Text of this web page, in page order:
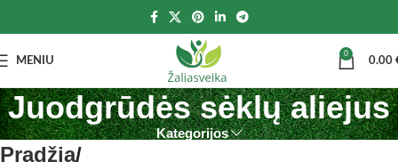
MENIU
0
0.00
Juodgrūdės sėklų aliejus
Kategorijos
Pradžia